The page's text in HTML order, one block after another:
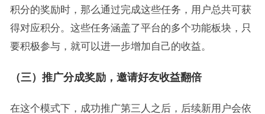
积分的奖励时，那么通过完成这些任务，用户总共可获
得对应积分。这些任务涵盖了平台的多个功能板块，只
要积极参与，就可以进一步增加自己的收益。
（三）推广分成奖励， 邀请好友收益翻倍
在这个模式下，成功推广第三人之后，后续新用户会依